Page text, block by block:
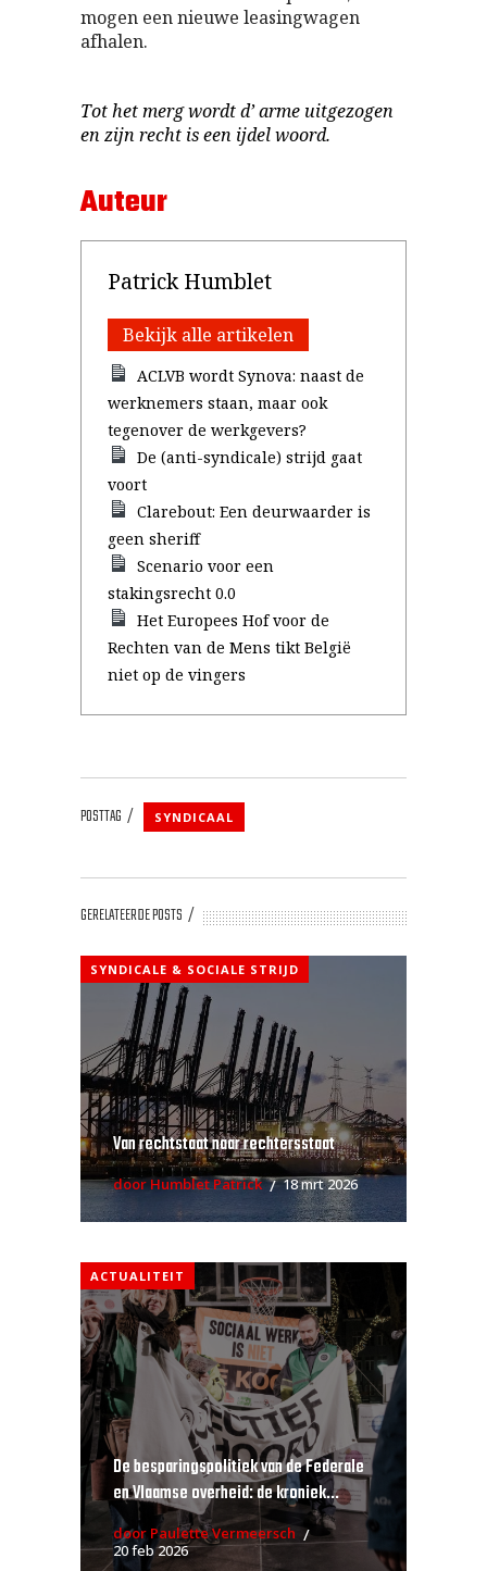
mogen een nieuwe leasingwagen
afhalen.
Tot het merg wordt d’ arme uitgezogen
en zijn recht is een ijdel woord.
Auteur
Patrick Humblet
Bekijk alle artikelen
ACLVB wordt Synova: naast de
werknemers staan, maar ook
tegenover de werkgevers?
De (anti-syndicale) strijd gaat
voort
Clarebout: Een deurwaarder is
geen sheriff
Scenario voor een
stakingsrecht 0.0
Het Europees Hof voor de
Rechten van de Mens tikt België
niet op de vingers
POSTTAG SYNDICAAL
GERELATEERDE POSTS
SYNDICALE & SOCIALE STRIJD
Van rechtstaat naar rechtersstaat
door Humblet Patrick 18 mrt 2026
ACTUALITEIT
De besparingspolitiek van de Federale
en Vlaamse overheid: de kroniek...
door Paulette Vermeersch
20 feb 2026